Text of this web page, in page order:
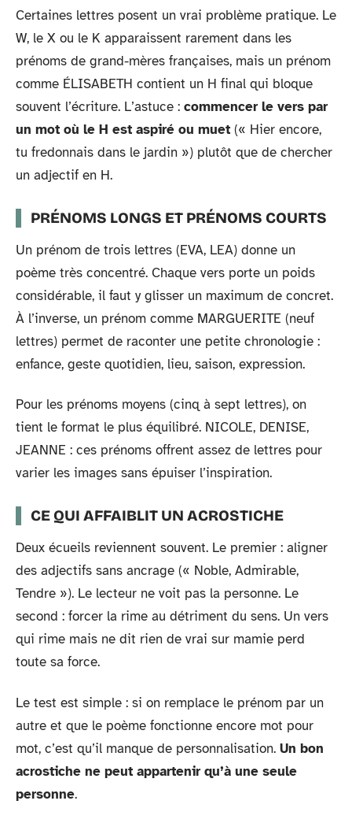
Certaines lettres posent un vrai problème pratique. Le
W, le X ou le K apparaissent rarement dans les
prénoms de grand-mères françaises, mais un prénom
comme ÉLISABETH contient un H final qui bloque
souvent l’écriture. L’astuce : commencer le vers par
un mot où le H est aspiré ou muet (« Hier encore,
tu fredonnais dans le jardin ») plutôt que de chercher
un adjectif en H.
PRÉNOMS LONGS ET PRÉNOMS COURTS
Un prénom de trois lettres (EVA, LEA) donne un
poème très concentré. Chaque vers porte un poids
considérable, il faut y glisser un maximum de concret.
À l’inverse, un prénom comme MARGUERITE (neuf
lettres) permet de raconter une petite chronologie :
enfance, geste quotidien, lieu, saison, expression.
Pour les prénoms moyens (cinq à sept lettres), on
tient le format le plus équilibré. NICOLE, DENISE,
JEANNE : ces prénoms offrent assez de lettres pour
varier les images sans épuiser l’inspiration.
CE QUI AFFAIBLIT UN ACROSTICHE
Deux écueils reviennent souvent. Le premier : aligner
des adjectifs sans ancrage (« Noble, Admirable,
Tendre »). Le lecteur ne voit pas la personne. Le
second : forcer la rime au détriment du sens. Un vers
qui rime mais ne dit rien de vrai sur mamie perd
toute sa force.
Le test est simple : si on remplace le prénom par un
autre et que le poème fonctionne encore mot pour
mot, c’est qu’il manque de personnalisation. Un bon
acrostiche ne peut appartenir qu’à une seule
personne.